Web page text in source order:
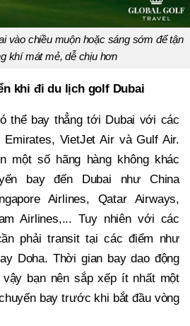
vào chiều muộn hoặc sáng sớm để tận
khí mát mẻ, dễ chịu hơn
khi đi du lịch golf Dubai
thể bay thẳng tới Dubai với các
Emirates, VietJet Air và Gulf Air.
một số hãng hàng không khác
bay đến Dubai như China
Airlines, Qatar Airways,
Airlines,... Tuy nhiên với các
phải transit tại các điểm như
Doha. Thời gian bay dao động
bạn nên sắp xếp ít nhất một
bay trước khi bắt đầu vòng